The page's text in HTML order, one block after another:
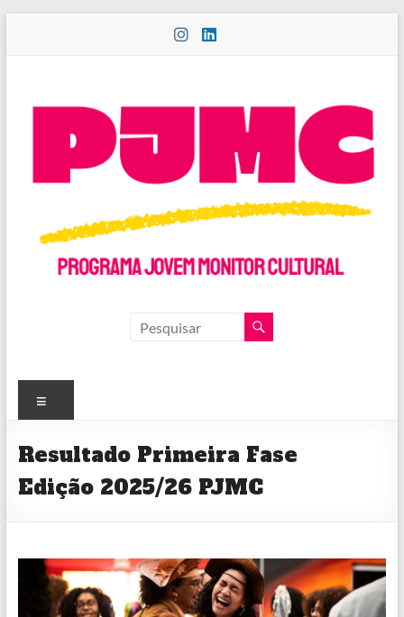
PROGRAMA
MONITOR
CULTURAL
Resultado Primeira Fase
Edição 2025/26 PJMC